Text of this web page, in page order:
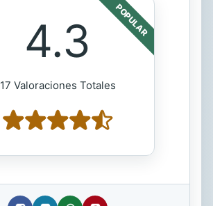
POPULAR
4.3
17 Valoraciones Totales